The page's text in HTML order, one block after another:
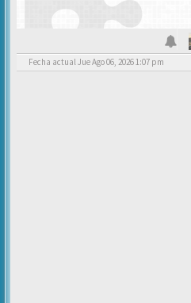
Fecha actual Jue Ago 06, 2026 1:07 pm